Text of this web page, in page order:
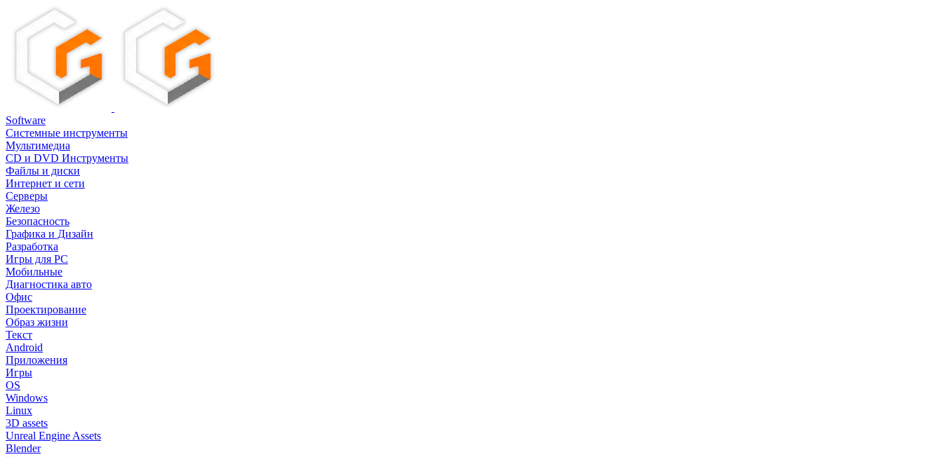
Software
Системные инструменты
Мультимедиа
CD и DVD Инструменты
Файлы и диски
Интернет и сети
Серверы
Железо
Безопасность
Графика и Дизайн
Разработка
Игры для PC
Мобильные
Диагностика авто
Офис
Проектирование
Образ жизни
Текст
Android
Приложения
Игры
OS
Windows
Linux
3D assets
Unreal Engine Assets
Blender